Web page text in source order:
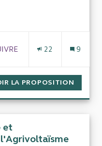
: CRC Bretagne
22 9
LA PROPOSITION
et